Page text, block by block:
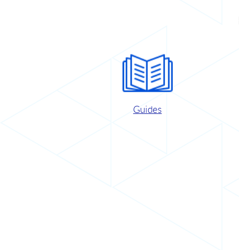
Guides